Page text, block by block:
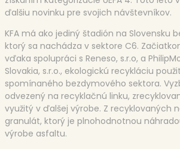
ďalšiu novinku pre svojich návštevníkov.
KFA má ako jediný štadión na Slovensku
ktorý sa nachádza v sektore C6.
vďaka spolupráci s Reneso, s.r.o, a
Slovakia, s.r.o., ekologickú recykláciu
spomínaného bezdymového sektora.
odvezený na recyklačnú linku,
využitý v ďalšej výrobe. Z recyklovaných
granulát, ktorý je plnohodnotnou
výrobe asfaltu.